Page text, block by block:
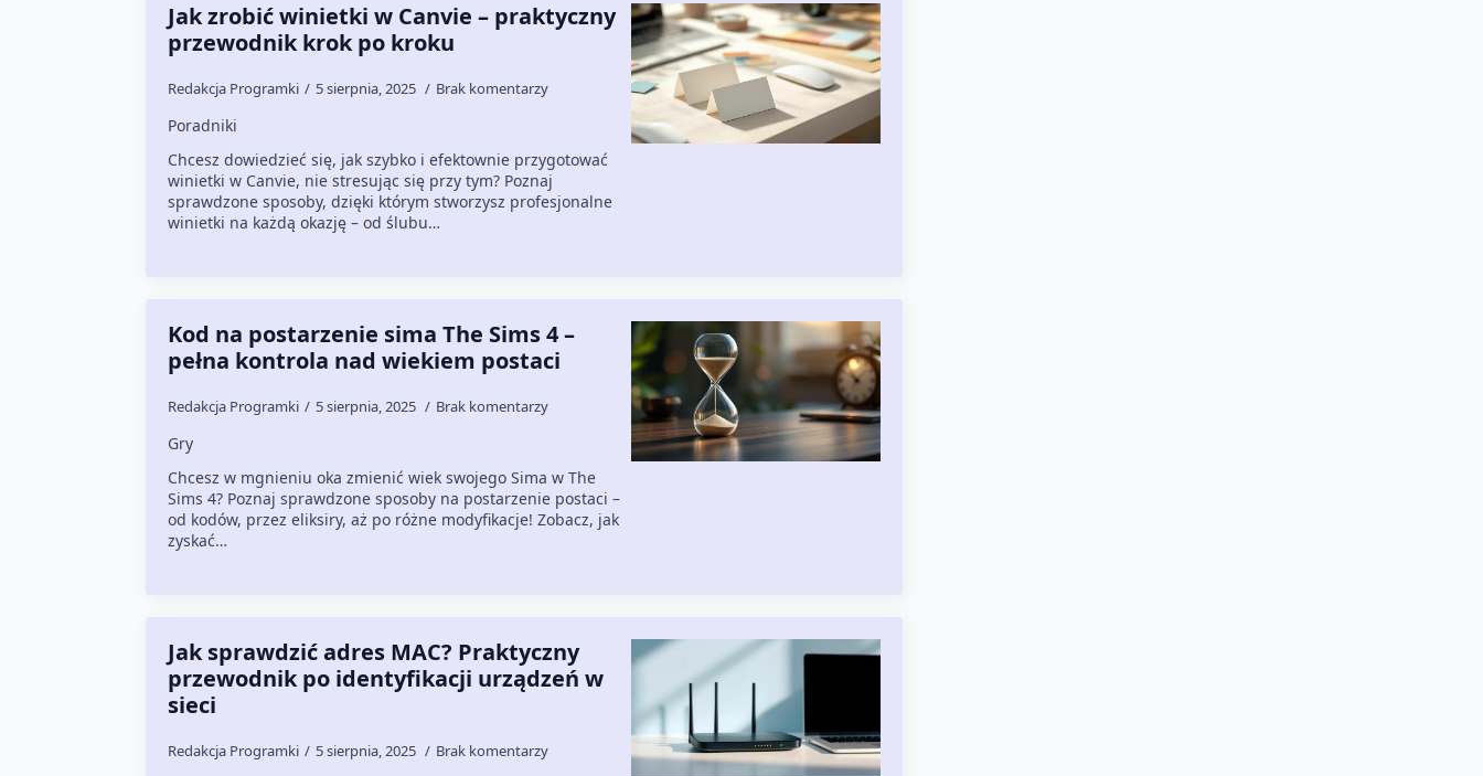
Jak zrobić winietki w Canvie – praktyczny
przewodnik krok po kroku
Redakcja Programki 5 sierpnia, 2025 Brak komentarzy
Poradniki
Chcesz dowiedzieć się, jak szybko i efektownie przygotować
winietki w Canvie, nie stresując się przy tym? Poznaj
sprawdzone sposoby, dzięki którym stworzysz profesjonalne
winietki na każdą okazję – od ślubu…
Kod na postarzenie sima The Sims 4 –
pełna kontrola nad wiekiem postaci
Redakcja Programki 5 sierpnia, 2025 Brak komentarzy
Gry
Chcesz w mgnieniu oka zmienić wiek swojego Sima w The
Sims 4? Poznaj sprawdzone sposoby na postarzenie postaci –
od kodów, przez eliksiry, aż po różne modyfikacje! Zobacz, jak
zyskać…
Jak sprawdzić adres MAC? Praktyczny
przewodnik po identyfikacji urządzeń w
sieci
Redakcja Programki 5 sierpnia, 2025 Brak komentarzy